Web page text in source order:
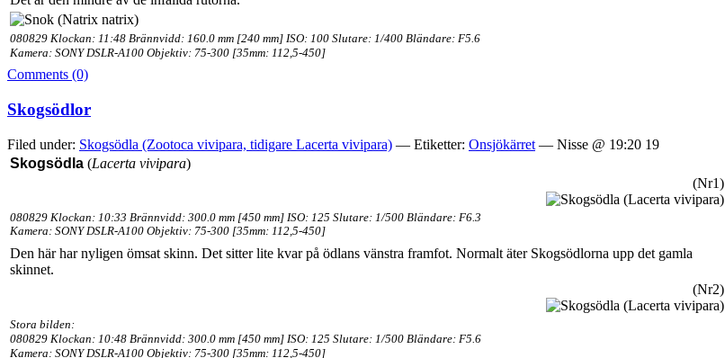
080829 Klockan: 11:48 Brännvidd: 160.0 mm [240 mm] ISO: 100 Slutare: 1/400 Bländare: F5.6
Kamera: SONY DSLR-A100 Objektiv: 75-300 [35mm: 112,5-450]
Comments (0)
Skogsödlor
Filed under: Skogsödla (Zootoca vivipara, tidigare Lacerta vivipara) — Etiketter: Onsjökärret — Nisse @ 19:20 19
Skogsödla (Lacerta vivipara)
(Nr1)
080829 Klockan: 10:33 Brännvidd: 300.0 mm [450 mm] ISO: 125 Slutare: 1/500 Bländare: F6.3
Kamera: SONY DSLR-A100 Objektiv: 75-300 [35mm: 112,5-450]
Den här har nyligen ömsat skinn. Det sitter lite kvar på ödlans vänstra framfot. Normalt äter Skogsödlorna upp det gamla
skinnet.
(Nr2)
Stora bilden:
080829 Klockan: 10:48 Brännvidd: 300.0 mm [450 mm] ISO: 125 Slutare: 1/500 Bländare: F5.6
Kamera: SONY DSLR-A100 Objektiv: 75-300 [35mm: 112,5-450]